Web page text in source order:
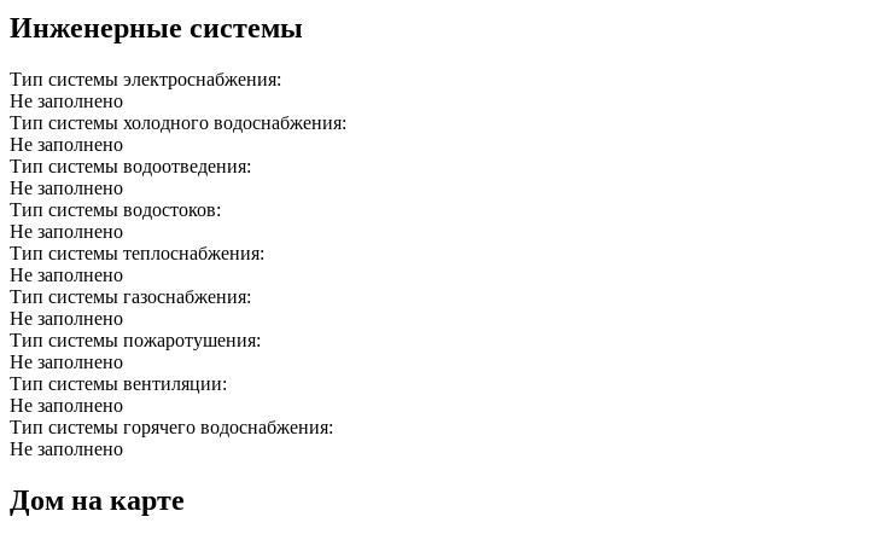
Инженерные системы
Тип системы электроснабжения:
Не заполнено
Тип системы холодного водоснабжения:
Не заполнено
Тип системы водоотведения:
Не заполнено
Тип системы водостоков:
Не заполнено
Тип системы теплоснабжения:
Не заполнено
Тип системы газоснабжения:
Не заполнено
Тип системы пожаротушения:
Не заполнено
Тип системы вентиляции:
Не заполнено
Тип системы горячего водоснабжения:
Не заполнено
Дом на карте